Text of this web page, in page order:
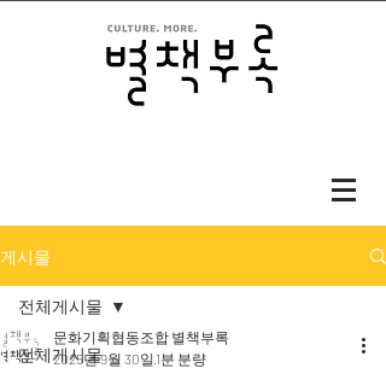
게시물
전체게시물
전체게시물
문화기획협동조합 별책부록
2025년 9월 30일 1분 분량